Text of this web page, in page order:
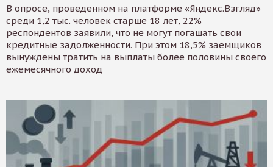
В опросе, проведенном на платформе «Яндекс.Взгляд»
среди 1,2 тыс. человек старше 18 лет, 22%
респондентов заявили, что не могут погашать свои
кредитные задолженности. При этом 18,5% заемщиков
вынуждены тратить на выплаты более половины своего
ежемесячного доход